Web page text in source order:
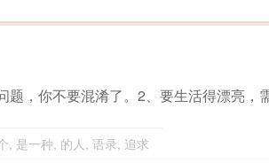
，你不要混淆了。2、要生活得漂亮，
, 是一种, 的人 , 语录, 追求